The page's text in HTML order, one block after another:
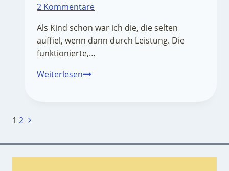
2 Kommentare
Als Kind schon war ich die, die selten
auffiel, wenn dann durch Leistung. Die
funktionierte,…
WeiterlesenBurnout
Seitennavigation
1 2 Nächste